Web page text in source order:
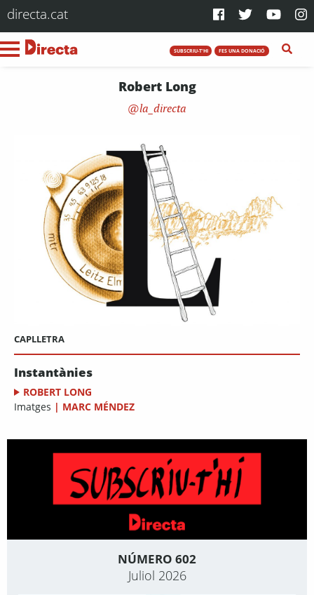
directa.cat
SUBSCRIU-T'HI FES UNA DONACIÓ
Robert Long
la_directa
CAPLLETRA
Instantànies
ROBERT LONG
Imatges | MARC MÉNDEZ
NÚMERO 602
Juliol 2026